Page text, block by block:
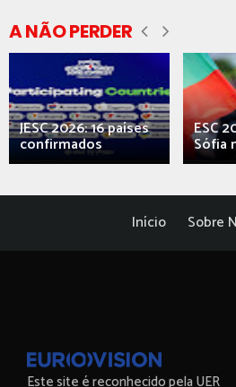
A NÃO PERDER
JESC 2026: 16 países
confirmados
ESC
Sófia
Início Sobre
Este site é reconhecido pela UER